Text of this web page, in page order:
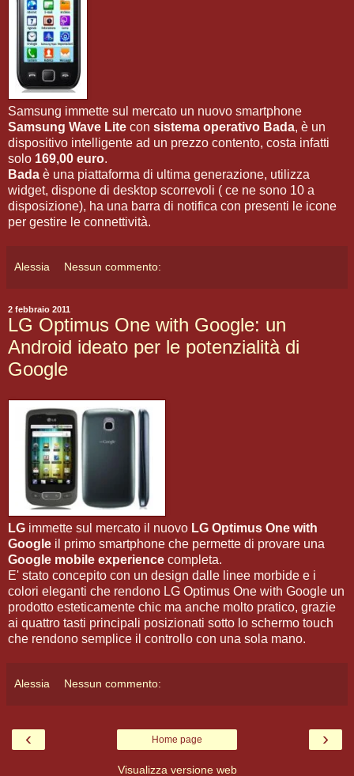
Samsung immette sul mercato un nuovo smartphone
Samsung Wave Lite con sistema operativo Bada, è un
dispositivo intelligente ad un prezzo contento, costa infatti
solo 169,00 euro.
Bada è una piattaforma di ultima generazione, utilizza
widget, dispone di desktop scorrevoli ( ce ne sono 10 a
disposizione), ha una barra di notifica con presenti le icone
per gestire le connettività.
Alessia Nessun commento:
2 febbraio 2011
LG Optimus One with Google: un
Android ideato per le potenzialità di
Google
LG immette sul mercato il nuovo LG Optimus One with
Google il primo smartphone che permette di provare una
Google mobile experience completa.
E' stato concepito con un design dalle linee morbide e i
colori eleganti che rendono LG Optimus One with Google un
prodotto esteticamente chic ma anche molto pratico, grazie
ai quattro tasti principali posizionati sotto lo schermo touch
che rendono semplice il controllo con una sola mano.
Alessia Nessun commento:
‹ ›
Home page
Visualizza versione web